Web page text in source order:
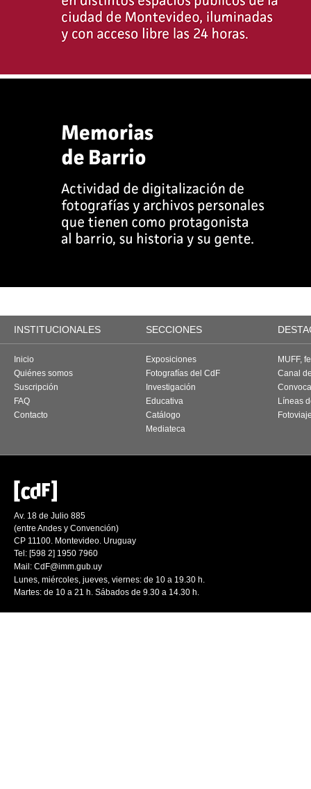
INSTITUCIONALES SECCIONES
Inicio
Quiénes somos
Suscripción
FAQ
Contacto
Exposiciones
Fotografías del CdF
Investigación
Educativa
Catálogo
Mediateca
MUFF,
Canal
Líneas
Av. 18 de Julio 885
(entre Andes y Convención)
CP 11100. Montevideo. Uruguay
Tel: [598 2] 1950 7960
Mail: CdF@imm.gub.uy
Lunes, miércoles, jueves, viernes: de 10 a 19.30 h.
Martes: de 10 a 21 h. Sábados de 9.30 a 14.30 h.